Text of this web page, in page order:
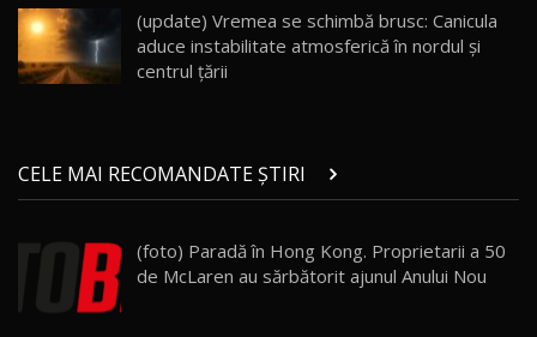
AutoBlog.MD
23:36
20
Noul ZEEKR 7X / Test Drive AutoBlog.MD
29:08
21
Micul BYD Dolphin Surf / Test Drive
AutoBlog.MD
16:59
Noua Mazda 6e / Test Drive AutoBlog.MD
26:59
(update) Vremea se schimbă brusc: Canicula
aduce instabilitate atmosferică în nordul și
centrul țării
CELE MAI RECOMANDATE ȘTIRI
(foto) Paradă în Hong Kong. Proprietarii a 50
de McLaren au sărbătorit ajunul Anului Nou